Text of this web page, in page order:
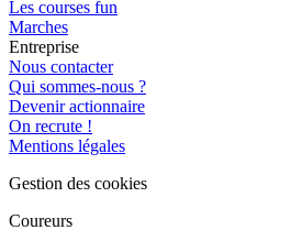
Les courses fun
Marches
Entreprise
Nous contacter
Qui sommes-nous ?
Devenir actionnaire
On recrute !
Mentions légales
Gestion des cookies
Coureurs